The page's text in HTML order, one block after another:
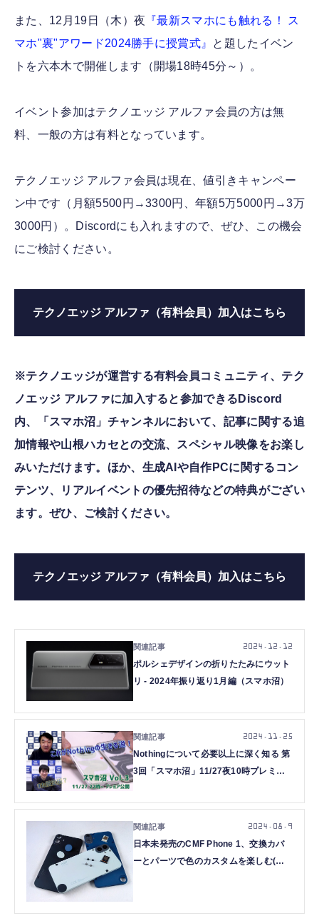
また、12月19日（木）夜 『最新スマホにも触れる！ ス
マホ"裏"アワード2024勝手に授賞式』 と題したイベン
トを六本木で開催します（開場18時45分～）。
イベント参加はテクノエッジ アルファ会員の方は無
料、一般の方は有料となっています。
テクノエッジ アルファ会員は現在、値引きキャンペー
ン中です（月額5500円→3300円、年額5万5000円→3万
3000円）。Discordにも入れますので、ぜひ、この機会
にご検討ください。
テクノエッジ アルファ（有料会員）加入はこちら
※テクノエッジが運営する有料会員コミュニティ、テク
ノエッジ アルファに加入すると参加できるDiscord
内、「スマホ沼」チャンネルにおいて、記事に関する追
加情報や山根ハカセとの交流、スペシャル映像をお楽し
みいただけます。ほか、生成AIや自作PCに関するコン
テンツ、リアルイベントの優先招待などの特典がござい
ます。ぜひ、ご検討ください。
テクノエッジ アルファ（有料会員）加入はこちら
ポルシェデザインの折りたたみにウット
リ - 2024年振り返り1月編（スマホ沼）
2024.12.12
Nothingについて必要以上に深く知る 第
3回「スマホ沼」11/27夜10時プレミア
2024.11.25
日本未発売のCMF Phone 1、交換カバ
ーとパーツで色のカスタムを楽しむ(山
2024.08.9